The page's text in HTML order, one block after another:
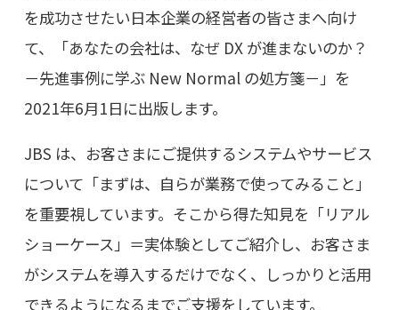
を成功させたい日本企業の経営者の皆さまへ向け
て、「あなたの会社は、なぜ DX が進まないのか？
－先進事例に学ぶ New Normal の処方箋－」を
2021年6月1日に出版します。
JBS は、お客さまにご提供するシステムやサービス
について「まずは、自らが業務で使ってみること」
を重要視しています。そこから得た知見を「リアル
ショーケース」＝実体験としてご紹介し、お客さま
がシステムを導入するだけでなく、しっかりと活用
できるようになるまでご支援をしています。